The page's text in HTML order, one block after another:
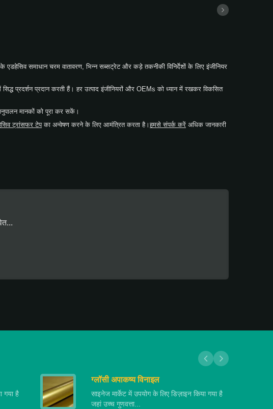
समाधान चरम वातावरण, भिन्न सब्सट्रेट और कड़े तकनीकी विनिर्देशों के लिए इंजीनियर
सिद्ध प्रदर्शन प्रदान करती हैं। हर उत्पाद इंजीनियरों और OEMs को ध्यान में रखकर विकसित
मानकों को पूरा कर सकें।
ट्रांसफर टेपका अन्वेषण करने के लिए आमंत्रित करता है।हमसे संपर्क करें अधिक जानकारी
गया है
ग्लॉसी अपाकष्य विनाइल
साइनेज मार्केट में उपयोग के लिए डिज़ाइन किया गया है
जहां उच्च गुणवत्ता...